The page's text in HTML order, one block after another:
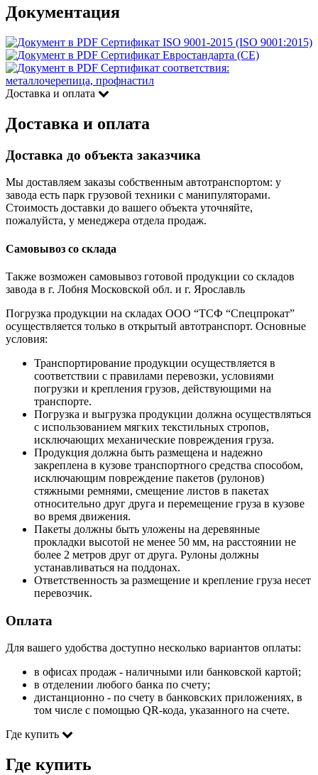
Документация
Сертификат ISO 9001-2015 (ISO 9001:2015)
Сертификат Евростандарта (CE)
Сертификат соответствия:
металлочерепица, профнастил
Доставка и оплата
Доставка и оплата
Доставка до объекта заказчика
Мы доставляем заказы собственным автотранспортом: у
завода есть парк грузовой техники с манипуляторами.
Стоимость доставки до вашего объекта уточняйте,
пожалуйста, у менеджера отдела продаж.
Самовывоз со склада
Также возможен самовывоз готовой продукции со складов
завода в г. Лобня Московской обл. и г. Ярославль
Погрузка продукции на складах ООО “ТСФ “Спецпрокат”
осуществляется только в открытый автотранспорт. Основные
условия:
Транспортирование продукции осуществляется в
соответствии с правилами перевозки, условиями
погрузки и крепления грузов, действующими на
транспорте.
Погрузка и выгрузка продукции должна осуществляться
с использованием мягких текстильных стропов,
исключающих механические повреждения груза.
Продукция должна быть размещена и надежно
закреплена в кузове транспортного средства способом,
исключающим повреждение пакетов (рулонов)
стяжными ремнями, смещение листов в пакетах
относительно друг друга и перемещение груза в кузове
во время движения.
Пакеты должны быть уложены на деревянные
прокладки высотой не менее 50 мм, на расстоянии не
более 2 метров друг от друга. Рулоны должны
устанавливаться на поддонах.
Ответственность за размещение и крепление груза несет
перевозчик.
Оплата
Для вашего удобства доступно несколько вариантов оплаты:
в офисах продаж - наличными или банковской картой;
в отделении любого банка по счету;
дистанционно - по счету в банковских приложениях, в
том числе с помощью QR-кода, указанного на счете.
Где купить
Где купить